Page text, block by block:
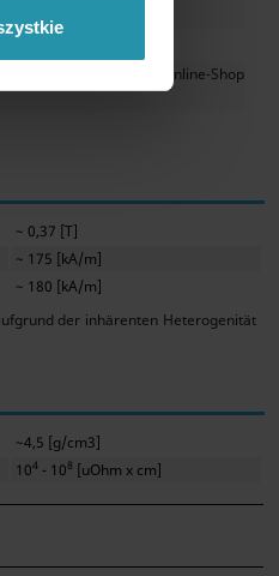
Vergleich der im Online-Shop
~ 0,37 [T]
~ 175 [kA/m]
~ 180 [kA/m]
der inhärenten Heterogenität
~4,5 [g/cm3]
104 - 108 [uOhm x cm]